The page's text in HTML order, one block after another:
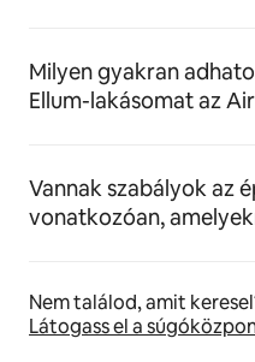
Milyen gyakran
Ellum-lakásomat az
Vannak szabályok az
vonatkozóan,
Nem találod, amit
Látogass el a